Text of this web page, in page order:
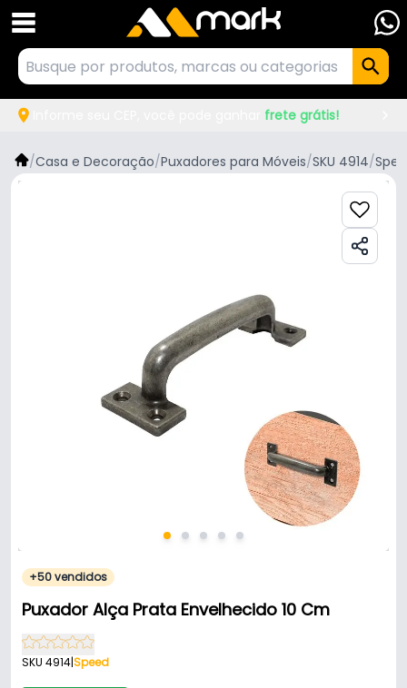
frete grátis!
/Casa e Decoração/Puxadores para Móveis/SKU 4914/
+50 vendidos
Puxador Alça Prata Envelhecido 10 Cm
SKU 4914|Speed